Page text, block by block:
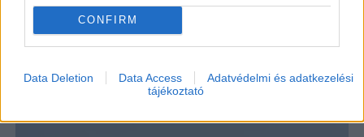
CONFIRM
Data Deletion Data Access
Adatvédelmi és adatkezelési
tájékoztató
2026. augusztus 4.
Amerika bejelentette: közel a Hormuzi-
szoros megnyitása